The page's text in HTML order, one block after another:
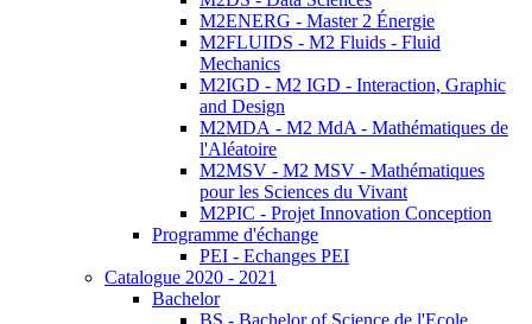
M2ENERG - Master 2 Énergie
M2FLUIDS - M2 Fluids - Fluid
Mechanics
M2IGD - M2 IGD - Interaction, Graphic
and Design
M2MDA - M2 MdA - Mathématiques de
l'Aléatoire
M2MSV - M2 MSV - Mathématiques
pour les Sciences du Vivant
M2PIC - Projet Innovation Conception
Programme d'échange
PEI - Echanges PEI
Catalogue 2020 - 2021
Bachelor
BS - Bachelor of Science de l'Ecole